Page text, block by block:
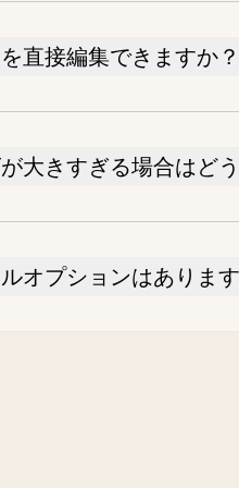
直接編集できますか？
大きすぎる場合はど
オプションはありま